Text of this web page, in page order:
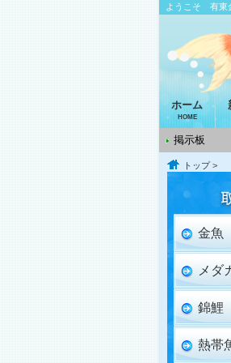
ようこそ 有東
ホーム
HOME
掲示板
トップ>
金魚
メダ
錦鯉
熱帯